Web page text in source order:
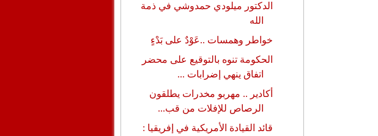
الدكتور ميلودي حمدوشي في ذمة
الله
خواطر وهمسات ..عَوْدٌ على بَدْءٍ
الحكومة تنوه بالتوقيع على محضر
اتفاق ينهي إضرابات ...
أكادير .. مهربو مخدرات يطلقون
الرصاص للإفلات من قب...
قائد القيادة الأمريكية في إفريقيا :